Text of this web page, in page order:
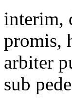
interim,
promis,
arbiter
sub